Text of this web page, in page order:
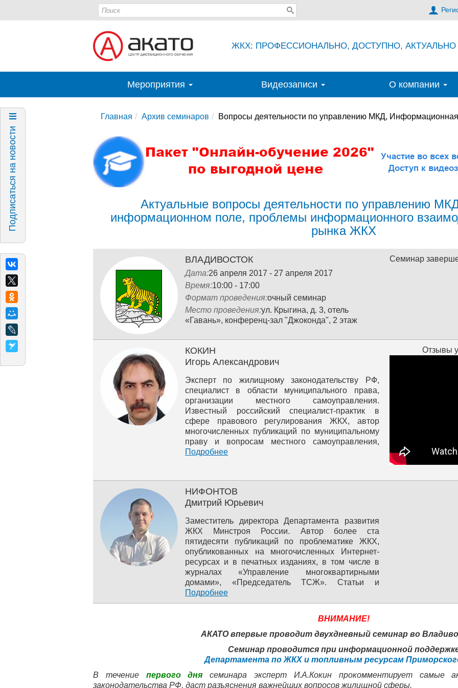
ЖКХ: ПРОФЕССИОНАЛЬНО, ДОСТУПНО, АКТУАЛЬНО
Мероприятия Видеозаписи О компании
Подписаться на новости
Главная Архив семинаров Вопросы деятельности по управлению МКД,
Актуальные вопросы деятельности по управлению
информационном поле, проблемы информационного
рынка ЖКХ
ВЛАДИВОСТОК
Дата:26 апреля 2017 - 27 апреля 2017
Время:10:00 - 17:00
Формат проведения:очный семинар
Место проведения:ул. Крыгина, д. 3, отель
«Гавань», конференц-зал "Джоконда", 2 этаж
Семинар
КОКИН
Игорь Александрович
Эксперт по жилищному законодательству РФ,
специалист в области муниципального права,
организации местного самоуправления.
Известный российский специалист-практик в
сфере правового регулирования ЖКХ, автор
многочисленных публикаций по муниципальному
праву и вопросам местного самоуправления,
длительное время являлся экспертом РАНХиГС
Подробнее
Отзывы
НИФОНТОВ
Дмитрий Юрьевич
Заместитель директора Департамента развития
ЖКХ Минстроя России. Автор более ста
пятидесяти публикаций по проблематике ЖКХ,
опубликованных на многочисленных Интернет-
ресурсах и в печатных изданиях, в том числе в
журналах «Управление многоквартирными
домами», «Председатель ТСЖ». Статьи и
консультации Д.Нифонтова публикуются, в том
числе, в СПС «КонсультантПлюс»...
Подробнее
ВНИМАНИЕ!
АКАТО впервые проводит двухдневный семинар во
Семинар проводится при информационной
Департамента по ЖКХ и топливным ресурсам
В течение первого дня семинара эксперт И.А.Кокин прокомментирует самые
законодательства РФ, даст разъяснения важнейших вопросов жилищной сферы.